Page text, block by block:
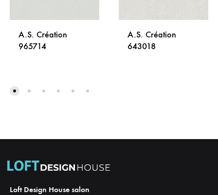
A.S. Création
965714
A.S. Création
643018
Loft Design House salon